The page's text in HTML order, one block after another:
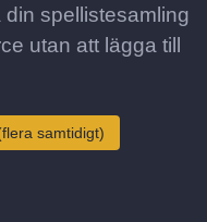
spellistesamling
utan att lägga till
samtidigt)